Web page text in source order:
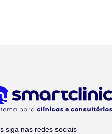
siga nas redes sociais